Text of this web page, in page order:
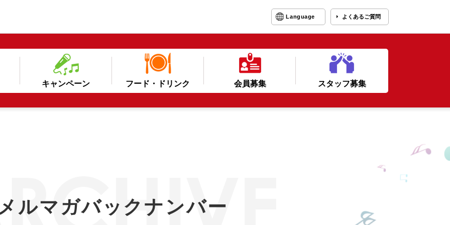
Language よくあるご質問
キャンペーン フード・ドリンク 会員募集 スタッフ募集
ルマガバックナンバー